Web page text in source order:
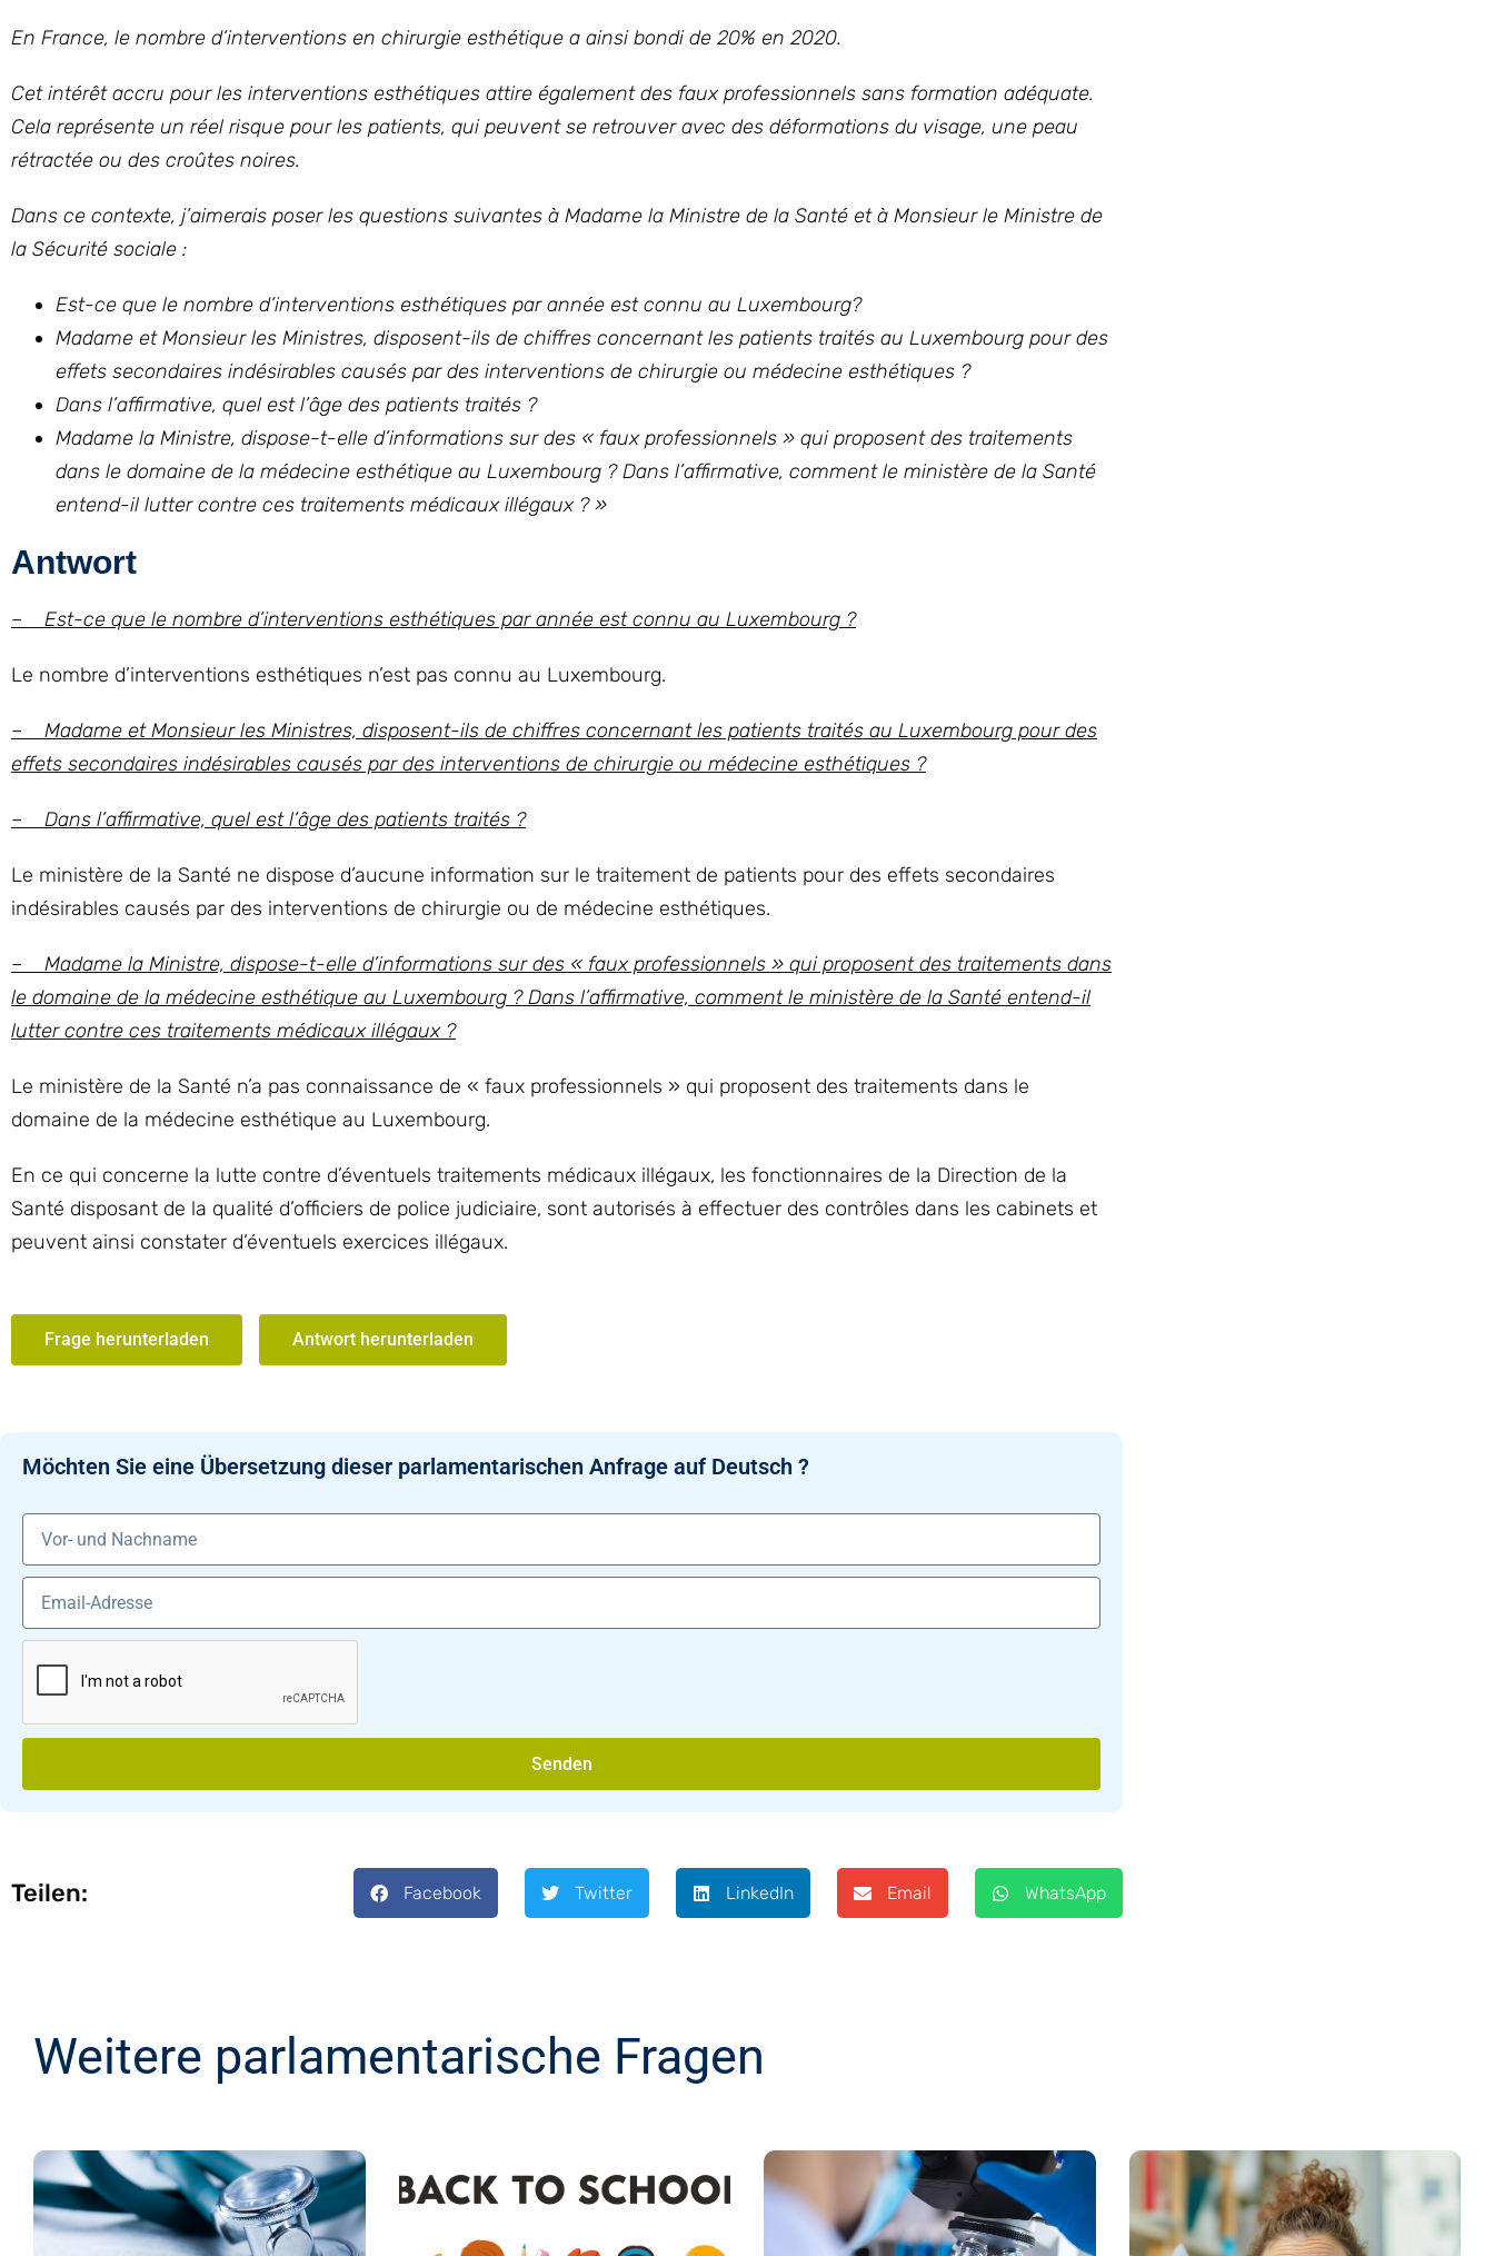
En France, le nombre d’interventions en chirurgie esthétique a ainsi bondi de 20% en 2020.
Cet intérêt accru pour les interventions esthétiques attire également des faux professionnels sans formation adéquate.
Cela représente un réel risque pour les patients, qui peuvent se retrouver avec des déformations du visage, une peau
rétractée ou des croûtes noires.
Dans ce contexte, j’aimerais poser les questions suivantes à Madame la Ministre de la Santé et à Monsieur le Ministre de
la Sécurité sociale :
Est-ce que le nombre d’interventions esthétiques par année est connu au Luxembourg?
Madame et Monsieur les Ministres, disposent-ils de chiffres concernant les patients traités au Luxembourg pour des
effets secondaires indésirables causés par des interventions de chirurgie ou médecine esthétiques ?
Dans l’affirmative, quel est l’âge des patients traités ?
Madame la Ministre, dispose-t-elle d’informations sur des « faux professionnels » qui proposent des traitements
dans le domaine de la médecine esthétique au Luxembourg ? Dans l’affirmative, comment le ministère de la Santé
entend-il lutter contre ces traitements médicaux illégaux ? »
Antwort
– Est-ce que le nombre d’interventions esthétiques par année est connu au Luxembourg ?
Le nombre d’interventions esthétiques n’est pas connu au Luxembourg.
– Madame et Monsieur les Ministres, disposent-ils de chiffres concernant les patients traités au Luxembourg pour des
effets secondaires indésirables causés par des interventions de chirurgie ou médecine esthétiques ?
– Dans l’affirmative, quel est l’âge des patients traités ?
Le ministère de la Santé ne dispose d’aucune information sur le traitement de patients pour des effets secondaires
indésirables causés par des interventions de chirurgie ou de médecine esthétiques.
– Madame la Ministre, dispose-t-elle d’informations sur des « faux professionnels » qui proposent des traitements dans
le domaine de la médecine esthétique au Luxembourg ? Dans l’affirmative, comment le ministère de la Santé entend-il
lutter contre ces traitements médicaux illégaux ?
Le ministère de la Santé n’a pas connaissance de « faux professionnels » qui proposent des traitements dans le
domaine de la médecine esthétique au Luxembourg.
En ce qui concerne la lutte contre d’éventuels traitements médicaux illégaux, les fonctionnaires de la Direction de la
Santé disposant de la qualité d’officiers de police judiciaire, sont autorisés à effectuer des contrôles dans les cabinets et
peuvent ainsi constater d’éventuels exercices illégaux.
Frage herunterladen Antwort herunterladen
Möchten Sie eine Übersetzung dieser parlamentarischen Anfrage auf Deutsch ?
Senden
Teilen: Facebook Twitter LinkedIn Email WhatsApp
Weitere parlamentarische Fragen